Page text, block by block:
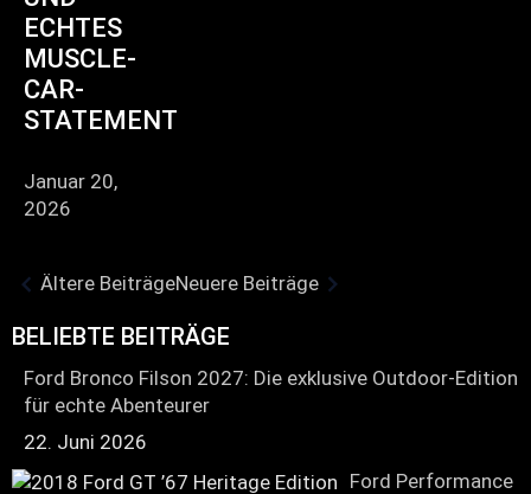
ECHTES
MUSCLE-
CAR-
STATEMENT
Januar 20,
2026
Ältere BeiträgeNeuere Beiträge
BELIEBTE BEITRÄGE
Ford Bronco Filson 2027: Die exklusive Outdoor-Edition
für echte Abenteurer
22. Juni 2026
Ford Performance